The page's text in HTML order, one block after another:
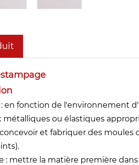
en fonction de l'environnement
métalliques ou élastiques
et fabriquer des moules
: mettre la matière première